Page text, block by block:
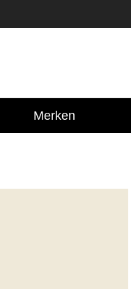
Merken